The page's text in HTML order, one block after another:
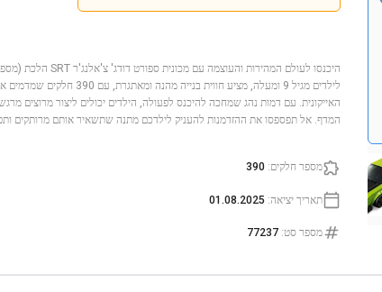
לילדים מגיל 9 ומעלה, מציע חווית
האייקונית. עם דמות נהג שמחכה להיכנס לפעולה, הילדים יכולים ליצור מרוצים
המדף. אל תפספסו את ההזדמנות להעניק לילדכם מתנה שתשאיר אותם מרותקים
מספר חלקים:
390
תאריך יציאה:
01.08.2025
מספר סט:
77237